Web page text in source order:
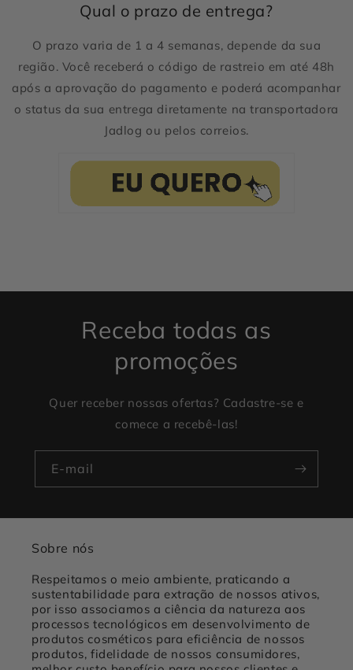
Qual o prazo de entrega?
O prazo varia de 1 a 4 semanas, depende da sua
região. Você receberá o código de rastreio em até 48h
após a aprovação do pagamento e poderá acompanhar
o status da sua entrega diretamente na transportadora
Jadlog ou pelos correios.
Receba todas as
promoções
Quer receber nossas ofertas? Cadastre-se e
comece a recebê-las!
E-mail
Sobre nós
Respeitamos o meio ambiente, praticando a
sustentabilidade para extração de nossos ativos,
por isso associamos a ciência da natureza aos
processos tecnológicos em desenvolvimento de
produtos cosméticos para eficiência de nossos
produtos, fidelidade de nossos consumidores,